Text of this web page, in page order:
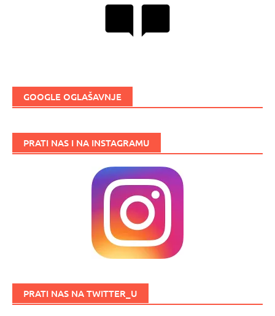
GOOGLE OGLAŠAVNJE
PRATI NAS I NA INSTAGRAMU
PRATI NAS NA TWITTER_U